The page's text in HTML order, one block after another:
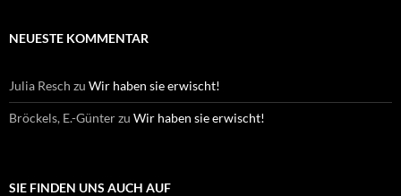
NEUESTE KOMMENTAR
Julia Resch zu Wir haben sie erwischt!
Bröckels, E.-Günterzu Wir haben sie erwischt!
SIE FINDEN UNS AUCH AUF